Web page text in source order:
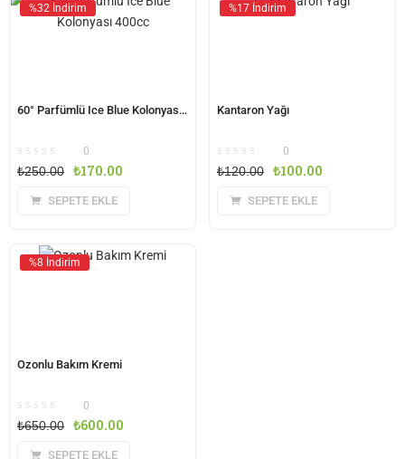
%32 İndirim
60° Parfümlü Ice Blue Kolonyası 400cc
0
₺250.00 ₺170.00
SEPETE EKLE
%17 İndirim
Kantaron Yağı
0
₺120.00 ₺100.00
SEPETE EKLE
%8 İndirim
Ozonlu Bakım Kremi
0
₺650.00 ₺600.00
SEPETE EKLE